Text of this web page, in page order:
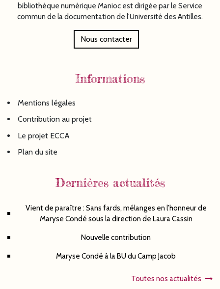
bibliothèque numérique Manioc est dirigée par le Service
commun de la documentation de l'Université des Antilles.
Nous contacter
Informations
Mentions légales
Contribution au projet
Le projet ECCA
Plan du site
Dernières actualités
Vient de paraître : Sans fards, mélanges en l’honneur de
Maryse Condé sous la direction de Laura Cassin
Nouvelle contribution
Maryse Condé à la BU du Camp Jacob
Toutes nos actualités